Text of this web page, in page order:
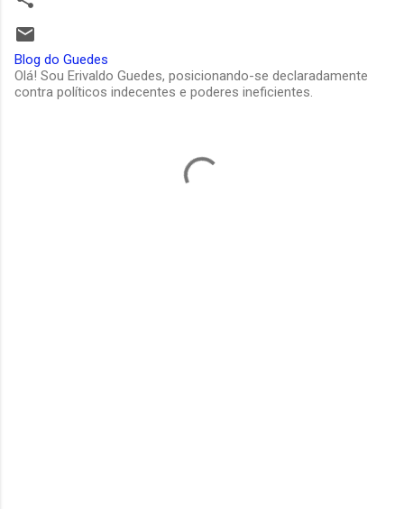
Blog do Guedes
Olá! Sou Erivaldo Guedes, posicionando-se declaradamente
contra políticos indecentes e poderes ineficientes.